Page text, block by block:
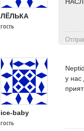
ЛЁЛЬКА
гость
ice-baby
гость
у нас